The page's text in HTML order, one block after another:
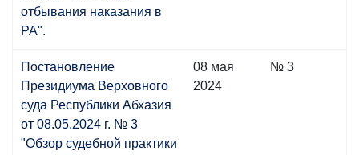
отбывания наказания в
РА".
Постановление
Президиума Верховного
суда Республики Абхазия
от 08.05.2024 г. № 3
"Обзор судебной практики
08 мая
2024
№ 3